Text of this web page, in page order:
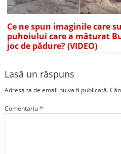
Ce ne spun imaginile care
puhoiului care a măturat
joc de pădure? (VIDEO)
Lasă un răspuns
Adresa ta de email nu va fi publicată.
Comentariu*